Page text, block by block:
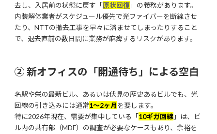
去し、入居前の状態に戻す「原状回復 」の義務があります。
内装解体業者がスケジュール優先で光ファイバーを断線させ
たり、NTTの撤去工事を早々に済ませてしまったりすること
で、退去直前の数日間に業務が麻痺するリスクがあります。
② 新オフィスの「開通待ち」による空白
名駅や栄の最新ビル、あるいは伏見の歴史あるビルでも、光
回線の引き込みには通常1〜2ヶ月を要します。
特に2026年現在、需要が集中している「10ギガ回線 」は、ビ
ル内の共有部（MDF）の調査が必要なケースもあり、余裕を